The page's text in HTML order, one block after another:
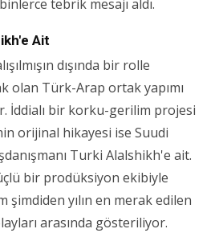
tebrik mesajı aldı.
Ait
dışında bir rolle
olan Türk-Arap ortak yapımı
İddialı bir korku-gerilim projesi
orijinal hikayesi ise Suudi
Turki Alalshikh'e ait.
bir prodüksiyon ekibiyle
şimdiden yılın en merak edilen
arasında gösteriliyor.